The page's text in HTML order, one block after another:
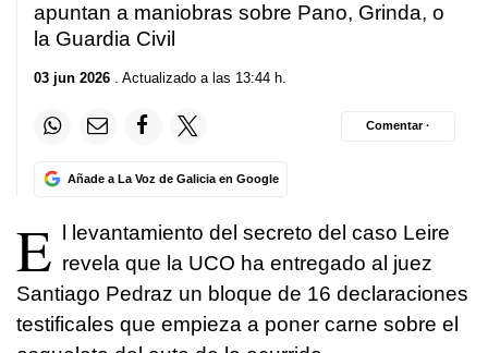
apuntan a maniobras sobre Pano, Grinda, o
la Guardia Civil
03 jun 2026 . Actualizado a las 13:44 h.
Añade a La Voz de Galicia en Google
Comentar ·
E l levantamiento del secreto del caso Leire
revela que la UCO ha entregado al juez
Santiago Pedraz un bloque de 16 declaraciones
testificales que empieza a poner carne sobre el